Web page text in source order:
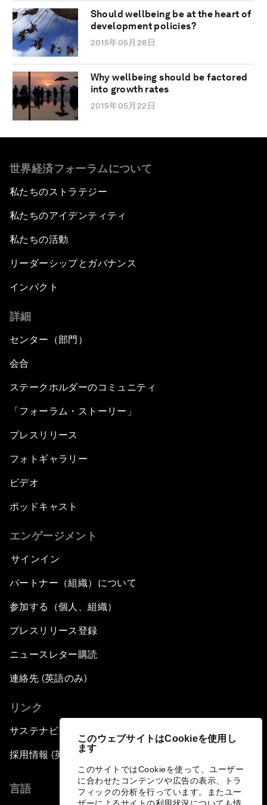
このウェブサイトはCookieを使用し
ます
このサイトではCookieを使って、ユーザー
に合わせたコンテンツや広告の表示、トラ
フィックの分析を行っています。またユー
Should wellbeing be at the heart of
development policies?
2015年05月28日
Why wellbeing should be factored
into growth rates
2015年05月22日
世界経済フォーラムについて
私たちのストラテジー
私たちのアイデンティティ
私たちの活動
リーダーシップとガバナンス
インパクト
詳細
センター（部門）
会合
ステークホルダーのコミュニティ
「フォーラム・ストーリー」
プレスリリース
フォトギャラリー
ビデオ
ポッドキャスト
エンゲージメント
サインイン
パートナー（組織）について
参加する（個人、組織）
プレスリリース登録
ニュースレター購読
連絡先 (英語のみ)
リンク
サステナビリティへの取り組み
採用情報 (英語のみ)
言語